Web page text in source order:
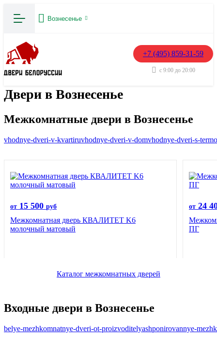
Вознесенье
+7 (495) 859-31-59
с 9:00 до 20:00
Двери в Вознесенье
Межкомнатные двери в Вознесенье
vhodnye-dveri-v-kvartiruvhodnye-dveri-v-domvhodnye-dveri-s-
от 15 500 руб
Межкомнатная дверь КВАЛИТЕТ K6
молочный матовый
от 24
ПГ
Каталог межкомнатных дверей
Входные двери в Вознесенье
belye-mezhkomnatnye-dveri-ot-proizvoditelyashponirovannye-